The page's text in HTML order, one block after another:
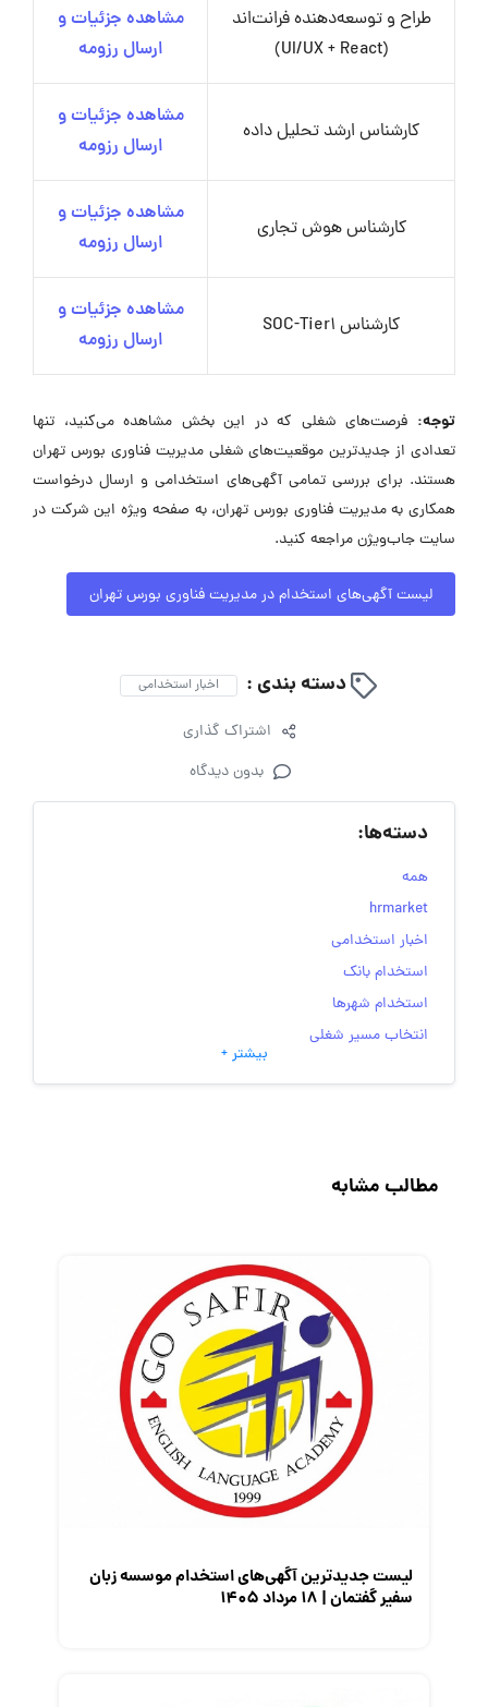
طراح و توسعه‌دهنده فرانت‌اند
(UI/UX + React)
مشاهده جزئیات و
ارسال رزومه
کارشناس ارشد تحلیل داده
مشاهده جزئیات و
ارسال رزومه
کارشناس هوش تجاری
مشاهده جزئیات و
ارسال رزومه
کارشناس SOC-Tier1
مشاهده جزئیات و
ارسال رزومه
توجه: فرصت‌های شغلی که در این بخش مشاهده می‌کنید، تنها
تعدادی از جدیدترین موقعیت‌های شغلی مدیریت فناوری بورس تهران
هستند. برای بررسی تمامی آگهی‌های استخدامی و ارسال درخواست
همکاری به مدیریت فناوری بورس تهران، به صفحه ویژه این شرکت در
سایت جاب‌ویژن مراجعه کنید.
لیست آگهی‌های استخدام در مدیریت فناوری بورس تهران
دسته بندی : اخبار استخدامی
اشتراک گذاری
بدون دیدگاه
دسته‌ها:
همه
hrmarket
اخبار استخدامی
استخدام بانک
استخدام شهرها
انتخاب مسیر شغلی
به‌روزرسانی‌های سایت (کارجویی)
رزومه
گزارش‌های آماری
مصاحبه شغلی
معرفی شرکت ها
معرفی متخصصان منابع انسانی
معرفی مشاغل
بیشتر +
مطالب مشابه
لیست جدیدترین آگهی‌های استخدام موسسه زبان
سفیر گفتمان | ۱۸ مرداد ۱۴۰۵